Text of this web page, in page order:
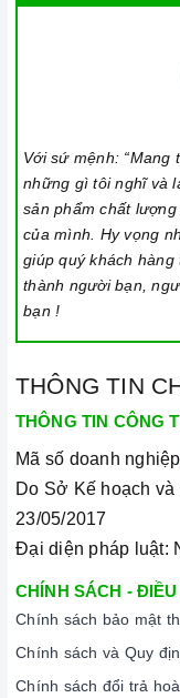
Với sứ mệnh: “Mang
những gì tôi nghĩ và
sản phẩm chất
của mình. Hy vọng
giúp quý khách
thành người bạn,
bạn !
THÔNG TIN
THÔNG TIN CÔNG
Mã số doanh
Do Sở Kế hoạch
23/05/2017
Đại diện pháp luật:
CHÍNH SÁCH -
Chính sách bảo mật
Chính sách và Quy
Chính sách đổi trả